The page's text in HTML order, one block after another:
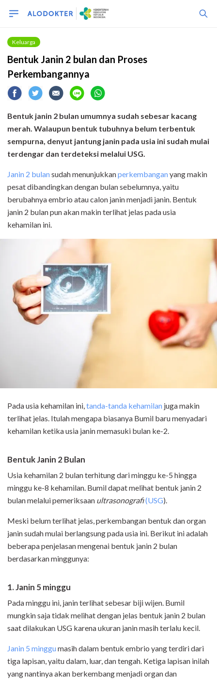
Keluarga
Bentuk Janin 2 bulan dan Proses
Perkembangannya
Bentuk janin 2 bulan umumnya sudah sebesar kacang
merah. Walaupun bentuk tubuhnya belum terbentuk
sempurna, denyut jantung janin pada usia ini sudah mulai
terdengar dan terdeteksi melalui USG.
Janin 2 bulansudah menunjukkanperkembanganyang makin
pesat dibandingkan dengan bulan sebelumnya, yaitu
berubahnya embrio atau calon janin menjadi janin. Bentuk
janin 2 bulan pun akan makin terlihat jelas pada usia
kehamilan ini.
Pada usia kehamilan ini,tanda-tanda kehamilan juga makin
terlihat jelas. Itulah mengapa biasanya Bumil baru menyadari
kehamilan ketika usia janin memasuki bulan ke-2.
Bentuk Janin 2 Bulan
Usia kehamilan 2 bulan terhitung dari minggu ke-5 hingga
minggu ke-8 kehamilan. Bumil dapat melihat bentuk janin 2
bulan melalui pemeriksaan ultrasonografi(USG).
Meski belum terlihat jelas, perkembangan bentuk dan organ
janin sudah mulai berlangsung pada usia ini. Berikut ini adalah
beberapa penjelasan mengenai bentuk janin 2 bulan
berdasarkan minggunya:
1. Janin 5 minggu
Pada minggu ini, janin terlihat sebesar biji wijen. Bumil
mungkin saja tidak melihat dengan jelas bentuk janin 2 bulan
saat dilakukan USG karena ukuran janin masih terlalu kecil.
Janin 5 minggumasih dalam bentuk embrio yang terdiri dari
tiga lapisan, yaitu dalam, luar, dan tengah. Ketiga lapisan inilah
yang nantinya akan berkembang menjadi organ dan